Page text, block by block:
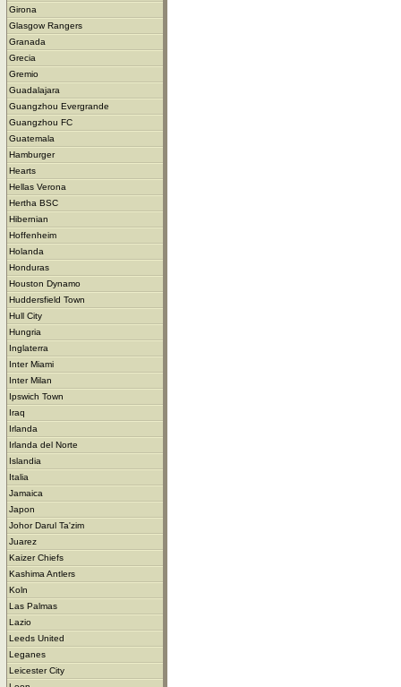
Girona
Glasgow Rangers
Granada
Grecia
Gremio
Guadalajara
Guangzhou Evergrande
Guangzhou FC
Guatemala
Hamburger
Hearts
Hellas Verona
Hertha BSC
Hibernian
Hoffenheim
Holanda
Honduras
Houston Dynamo
Huddersfield Town
Hull City
Hungria
Inglaterra
Inter Miami
Inter Milan
Ipswich Town
Iraq
Irlanda
Irlanda del Norte
Islandia
Italia
Jamaica
Japon
Johor Darul Ta'zim
Juarez
Kaizer Chiefs
Kashima Antlers
Koln
Las Palmas
Lazio
Leeds United
Leganes
Leicester City